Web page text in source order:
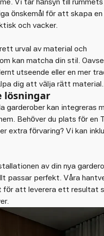
önskemål för att skapa en
och vacker.
urval av material och
kan matcha din stil.
utseende eller en mer
dig att välja rätt material.
lösningar
garderober kan integreras
Behöver du plats för en
extra förvaring? Vi kan
av din nya
passar perfekt. Våra
för att leverera ett resultat